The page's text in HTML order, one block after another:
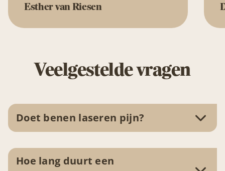
Esther van Riesen
Veelgestelde vragen
Doet benen laseren pijn?
Hoe lang duurt een